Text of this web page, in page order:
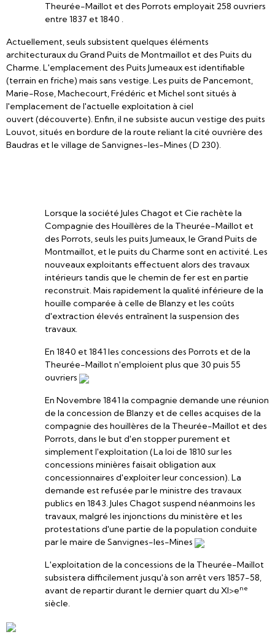
Theurée-Maillot et des Porrots employait 258 ouvriers
entre 1837 et 1840 .
Actuellement, seuls subsistent quelques éléments
architecturaux du Grand Puits de Montmaillot et des Puits du
Charme. L'emplacement des Puits Jumeaux est identifiable
(terrain en friche) mais sans vestige. Les puits de Pancemont,
Marie-Rose, Machecourt, Frédéric et Michel sont situés à
l'emplacement de l'actuelle exploitation à ciel
ouvert (découverte). Enfin, il ne subsiste aucun vestige des puits
Louvot, situés en bordure de la route reliant la cité ouvrière des
Baudras et le village de Sanvignes-les-Mines (D 230).
Lorsque la société Jules Chagot et Cie rachète la
Compagnie des Houillères de la Theurée-Maillot et
des Porrots, seuls les puits Jumeaux, le Grand Puits de
Montmaillot, et le puits du Charme sont en activité. Les
nouveaux exploitants effectuent alors des travaux
intérieurs tandis que le chemin de fer est en partie
reconstruit. Mais rapidement la qualité inférieure de la
houille comparée à celle de Blanzy et les coûts
d'extraction élevés entraînent la suspension des
travaux.
En 1840 et 1841 les concessions des Porrots et de la
Theurée-Maillot n'emploient plus que 30 puis 55
ouvriers
En Novembre 1841 la compagnie demande une réunion
de la concession de Blanzy et de celles acquises de la
compagnie des houillères de la Theurée-Maillot et des
Porrots, dans le but d'en stopper purement et
simplement l'exploitation (La loi de 1810 sur les
concessions minières faisait obligation aux
concessionnaires d'exploiter leur concession). La
demande est refusée par le ministre des travaux
publics en 1843. Jules Chagot suspend néanmoins les
travaux, malgré les injonctions du ministère et les
protestations d'une partie de la population conduite
par le maire de Sanvignes-les-Mines
L'exploitation de la concessions de la Theurée-Maillot
subsistera difficilement jusqu'à son arrêt vers 1857-58,
avant de repartir durant le dernier quart du XI>ene
siècle.